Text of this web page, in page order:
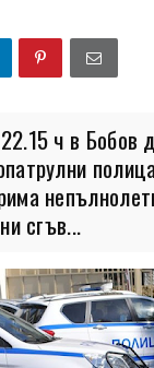
ч в Бобов
сгъв...